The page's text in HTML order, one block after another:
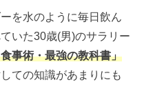
を水のように毎日飲ん
いた30歳(男)のサラリー
事術・最強の教科書」
ての知識があまりにも